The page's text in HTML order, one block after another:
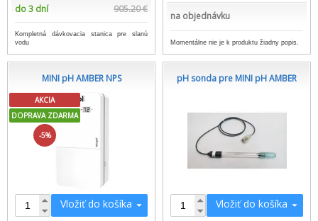
do 3 dní 905.20 €
Kompletná dávkovacia stanica pre slanú
vodu
na objednávku
Momentálne nie je k produktu žiadny popis.
MINI pH AMBER NPS
AKCIA
DOPRAVA ZDARMA
-5%
Vložiť do košíka
pH sonda pre MINI pH AMBER
Vložiť do košíka